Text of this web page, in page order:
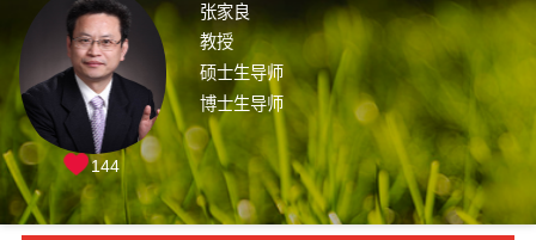
张家良
教授
硕士生导师
博士生导师
144